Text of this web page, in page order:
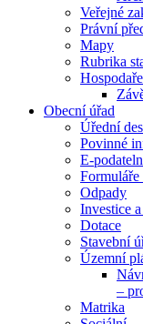
Veřejné
Právní
Mapy
Rubrika
Obecní úřad
Úřední
Povinné
E-
Formuláře
Odpady
Investice
Dotace
Stavební
Územní
–
Matrika